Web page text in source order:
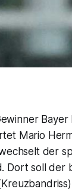
Mario
der
Dort soll der